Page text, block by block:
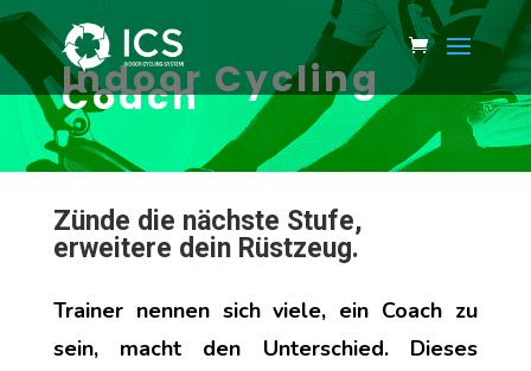
Indoor Cycling
Coach
Zünde die nächste Stufe,
erweitere dein Rüstzeug.
Trainer nennen sich viele, ein Coach zu
sein, macht den Unterschied. Dieses